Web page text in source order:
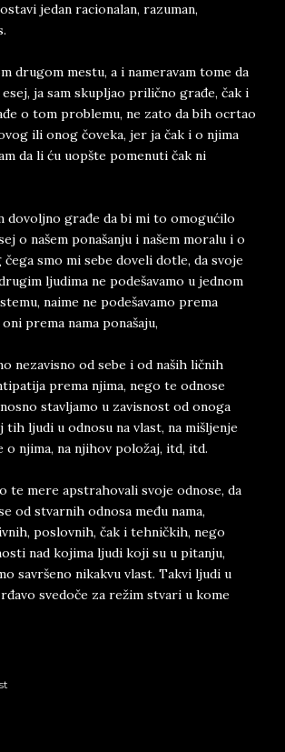
jedan racionalan, razuman,
drugom mestu, a i nameravam tome da
ja sam skupljao prilično građe, čak i
o tom problemu, ne zato da bih ocrtao
ili onog čoveka, jer ja čak i o njima
da li ću uopšte pomenuti čak ni
dovoljno građe da bi mi to omogućilo
o našem ponašanju i našem moralu i o
smo mi sebe doveli dotle, da svoje
ljudima ne podešavamo u jednom
naime ne podešavamo prema
prema nama ponašaju,
nezavisno od sebe i od naših ličnih
prema njima, nego te odnose
stavljamo u zavisnost od onoga
tih ljudi u odnosu na vlast, na mišljenje
njima, na njihov položaj, itd, itd.
te mere apstrahovali svoje odnose, da
od stvarnih odnosa među nama,
poslovnih, čak i tehničkih, nego
nad kojima ljudi koji su u pitanju,
savršeno nikakvu vlast. Takvi ljudi u
svedoče za režim stvari u kome